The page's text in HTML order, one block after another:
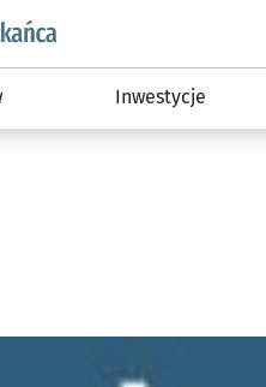
podserwis: Dla mieszkańca
Inwestycje